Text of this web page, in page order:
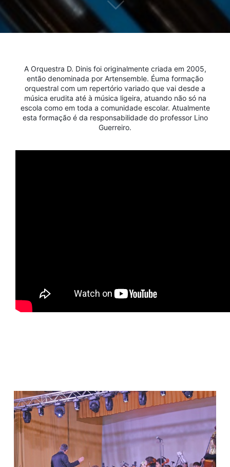
A Orquestra D. Dinis foi originalmente criada em 2005,
então denominada por Artensemble. Éuma formação
orquestral com um repertório variado que vai desde a
música erudita até à música ligeira, atuando não só na
escola como em toda a comunidade escolar. Atualmente
esta formação é da responsabilidade do professor Lino
Guerreiro.